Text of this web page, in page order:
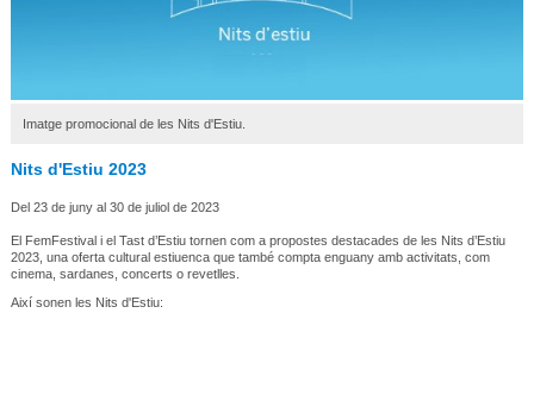
Imatge promocional de les Nits d'Estiu.
Nits d'Estiu 2023
Del 23 de juny al 30 de juliol de 2023
El FemFestival i el Tast d’Estiu tornen com a propostes destacades de les Nits d’Estiu
2023, una oferta cultural estiuenca que també compta enguany amb activitats, com
cinema, sardanes, concerts o revetlles.
Així sonen les Nits d'Estiu: